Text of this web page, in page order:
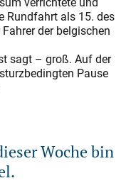
Rundfahrt als 15. des
der belgischen
sagt – groß. Auf der
Pause
Woche bin